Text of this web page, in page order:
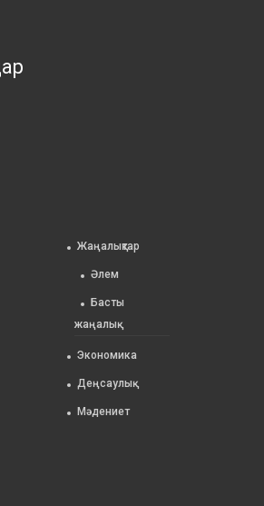
Жаңалықтар
Әлем
Басты
жаңалық
Экономика
Деңсаулық
Мәдениет